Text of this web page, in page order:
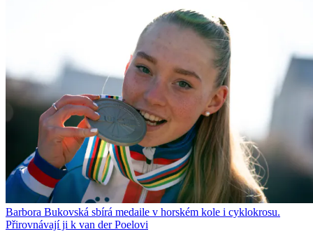
Barbora Bukovská sbírá medaile v horském kole i cyklokrosu.
Přirovnávají ji k van der Poelovi